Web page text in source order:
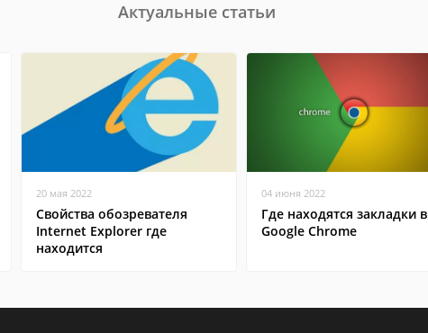
Актуальные статьи
20 мая 2022
Свойства обозревателя
Internet Explorer где
находится
04 июня 2022
Где находятся закладки в
Google Chrome